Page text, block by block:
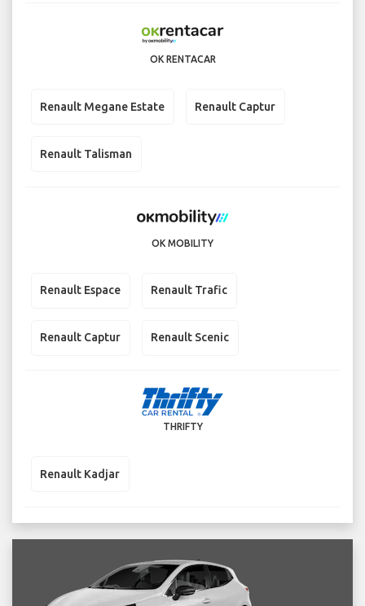
OK RENTACAR
Renault Megane Estate Renault Captur
Renault Talisman
OK MOBILITY
Renault Espace Renault Trafic
Renault Captur Renault Scenic
THRIFTY
Renault Kadjar